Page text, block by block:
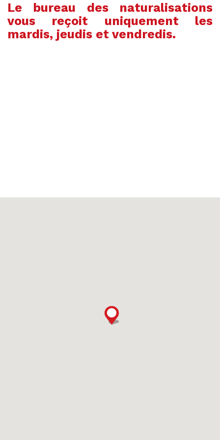
Le bureau des naturalisations
vous reçoit uniquement les
mardis, jeudis et vendredis.